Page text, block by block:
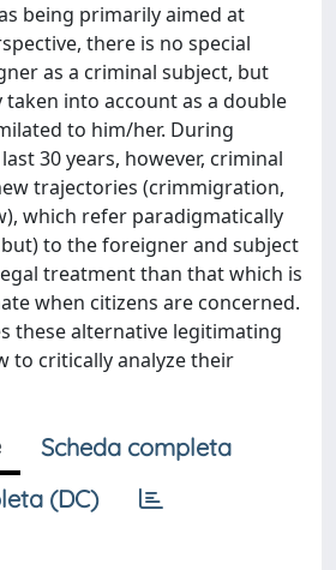
being primarily aimed at
there is no special
as a criminal subject, but
taken into account as a double
to him/her. During
30 years, however, criminal
trajectories (crimmigration,
which refer paradigmatically
to the foreigner and subject
treatment than that which is
when citizens are concerned.
these alternative legitimating
to critically analyze their
Scheda completa
(DC)